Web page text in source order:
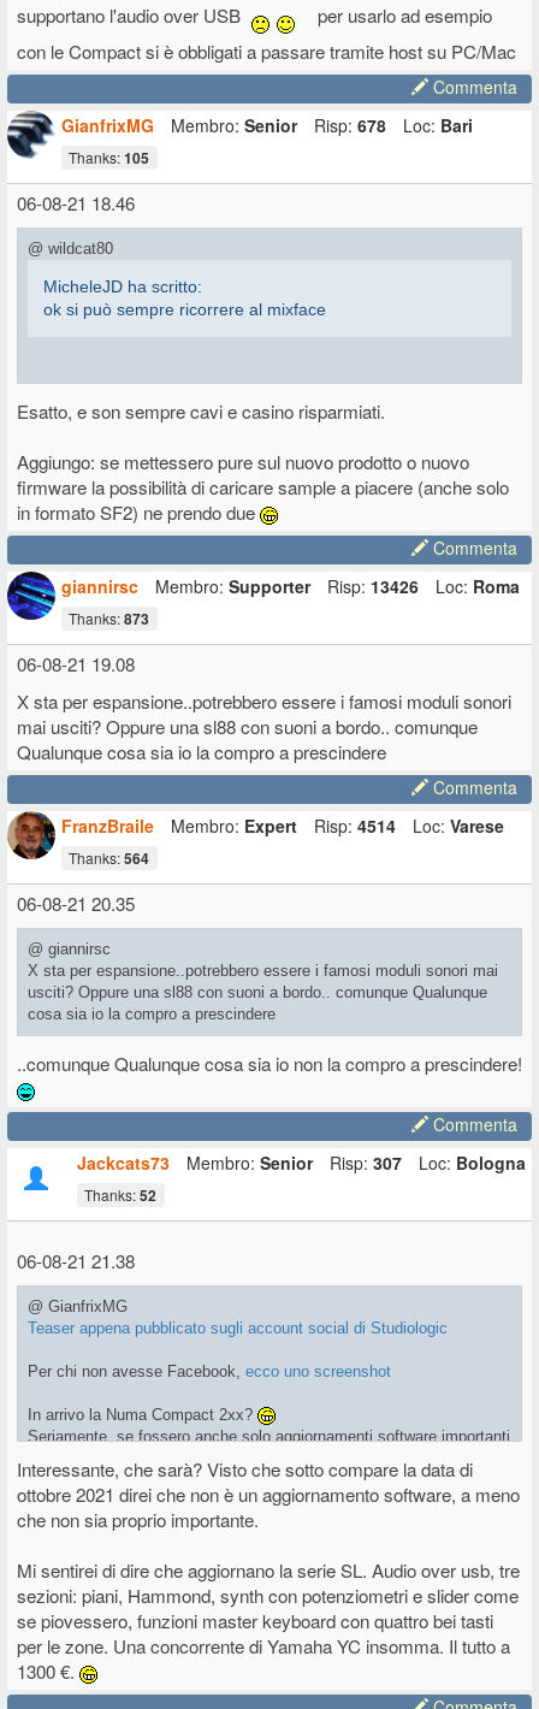
supportano l'audio over USB
per usarlo ad esempio
con le Compact si è obbligati a passare tramite host su PC/Mac
Commenta
GianfrixMG
Membro: Senior Risp: 678 Loc: Bari
Thanks:105
06-08-21 18.46
@ wildcat80
MicheleJD ha scritto:
ok si può sempre ricorrere al mixface
supportano l'audio over USB
per usarlo ad esempio con le
Compact si è obbligati a passare tramite host su PC/Mac
Esatto, e son sempre cavi e casino risparmiati.
Aggiungo: se mettessero pure sul nuovo prodotto o nuovo
firmware la possibilità di caricare sample a piacere (anche solo
in formato SF2) ne prendo due
Commenta
giannirsc
Membro: Supporter Risp: 13426 Loc: Roma
Thanks:873
06-08-21 19.08
X sta per espansione..potrebbero essere i famosi moduli sonori
mai usciti? Oppure una sl88 con suoni a bordo.. comunque
Qualunque cosa sia io la compro a prescindere
Commenta
FranzBraile
Membro: Expert Risp: 4514 Loc: Varese
Thanks:564
06-08-21 20.35
@ giannirsc
X sta per espansione..potrebbero essere i famosi moduli sonori mai
usciti? Oppure una sl88 con suoni a bordo.. comunque Qualunque
cosa sia io la compro a prescindere
..comunque Qualunque cosa sia io non la compro a prescindere!
Commenta
Jackcats73
Membro: Senior Risp: 307 Loc: Bologna
Thanks:52
06-08-21 21.38
@ GianfrixMG
Teaser appena pubblicato sugli account social di Studiologic
Per chi non avesse Facebook, ecco uno screenshot
In arrivo la Numa Compact 2xx?
Seriamente, se fossero anche solo aggiornamenti software importanti
potremmo aspettarci?
Interessante, che sarà? Visto che sotto compare la data di
ottobre 2021 direi che non è un aggiornamento software, a meno
che non sia proprio importante.
Mi sentirei di dire che aggiornano la serie SL. Audio over usb, tre
sezioni: piani, Hammond, synth con potenziometri e slider come
se piovessero, funzioni master keyboard con quattro bei tasti
per le zone. Una concorrente di Yamaha YC insomma. Il tutto a
1300 €.